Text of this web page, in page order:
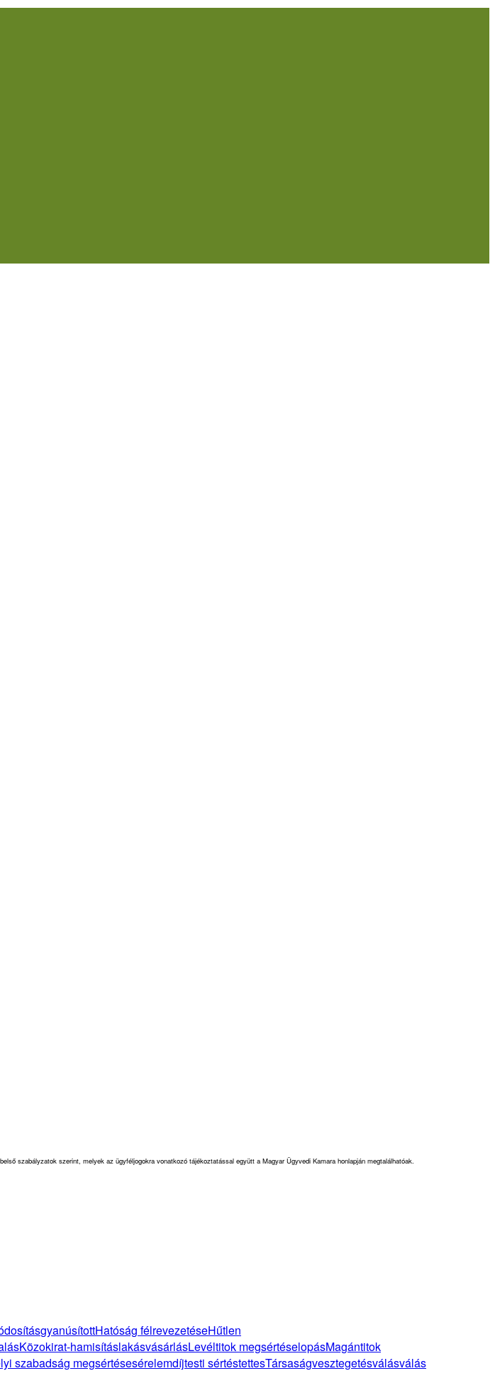
szabályzatok szerint, melyek az ügyféljogokra vonatkozó tájékoztatással együtt a Magyar Ügyvedi Kamara honlapján megtalálhatóak.
gyanúsítottHatóság félrevezetéseHűtlen
Közokirat-hamisításlakásvásárlásLevéltitok megsértéselopásMagántitok
szabadság megsértésesérelemdíjtesti sértéstettesTársaságvesztegetésválásválás